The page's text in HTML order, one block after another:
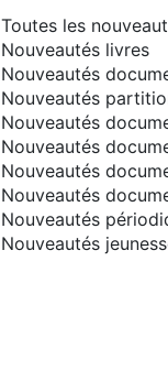
Toutes les
Nouveautés livres
Nouveautés
Nouveautés
Nouveautés
Nouveautés
Nouveautés
Nouveautés
Nouveautés
Nouveautés